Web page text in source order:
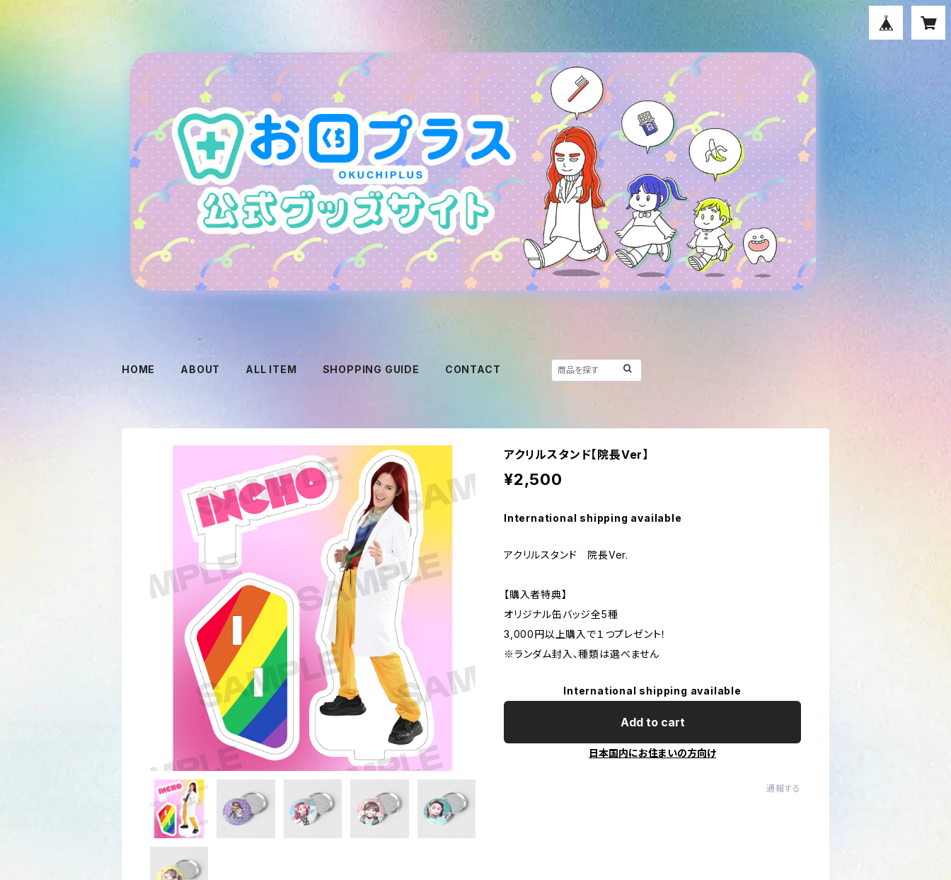
HOME ABOUT ALL ITEM SHOPPING GUIDE CONTACT
アクリルスタンド【院長Ver】
¥2,500
International shipping available
アクリルスタンド 院長Ver.
【購入者特典】
オリジナル缶バッジ全5種
3,000円以上購入で１つプレゼント！
※ランダム封入、種類は選べません
International shipping available
Add to cart
日本国内にお住まいの方向け
通報する